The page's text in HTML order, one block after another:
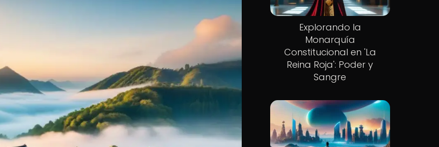
Explorando la
Monarquía
Constitucional en 'La
Reina Roja': Poder y
Sangre